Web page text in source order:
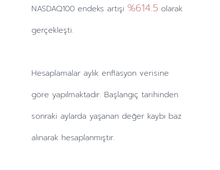
NASDAQ100 endeks artışı %614.5 olarak
gerçekleşti.
Hesaplamalar aylık enflasyon verisine
göre yapılmaktadır. Başlangıç tarihinden
sonraki aylarda yaşanan değer kaybı baz
alınarak hesaplanmıştır.